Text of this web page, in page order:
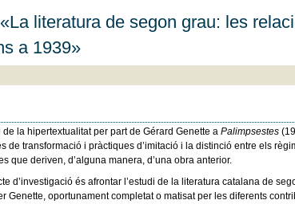
literatura de segon grau: les
a 1939»
la hipertextualitat per part de Gérard Genette a Palimpsestes
de transformació i pràctiques d’imitació i la distinció entre els
que deriven, d’alguna manera, d’una obra anterior.
d’investigació és afrontar l’estudi de la literatura catalana de
Genette, oportunament completat o matisat per les diferents